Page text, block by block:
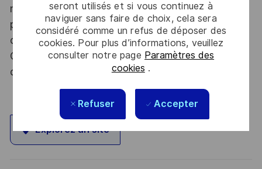
seront utilisés et si vous continuez à
naviguer sans faire de choix, cela sera
considéré comme un refus de déposer des
cookies. Pour plus d’informations, veuillez
consulter notre page Paramètres des
cookies .
Refuser Accepter
nationale, la personne retenue fera l'objet d'une
procédure d’habilitation, conformément aux
dispositions des articles R.2311-1 et suivants du
Code de la défense et de l’IGI 1300 SGDSN/PSE
du 09 août 2021.
Explorez un site